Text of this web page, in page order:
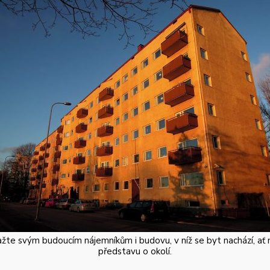
svým budoucím nájemníkům i budovu, v níž se byt nachází, ať
představu o okolí.